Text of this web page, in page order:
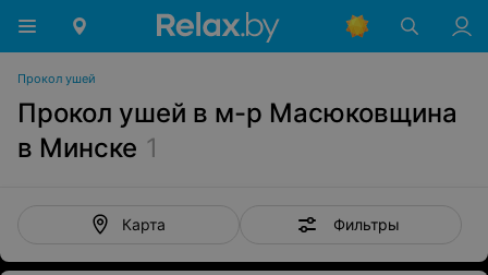
Прокол ушей
Прокол ушей в м-р Масюковщина
в Минске 1
Карта Фильтры